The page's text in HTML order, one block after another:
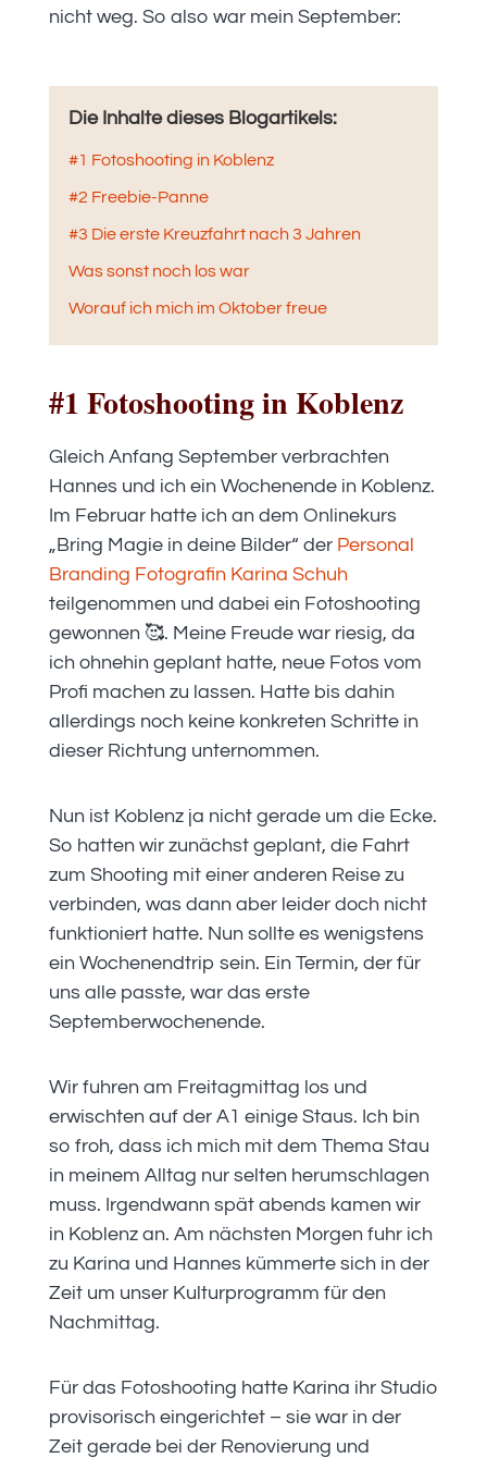
nicht weg. So also war mein September:
Die Inhalte dieses Blogartikels:
#1 Fotoshooting in Koblenz
#2 Freebie-Panne
#3 Die erste Kreuzfahrt nach 3 Jahren
Was sonst noch los war
Worauf ich mich im Oktober freue
#1 Fotoshooting in Koblenz
Gleich Anfang September verbrachten
Hannes und ich ein Wochenende in Koblenz.
Im Februar hatte ich an dem Onlinekurs
„Bring Magie in deine Bilder“ der Personal
Branding Fotografin Karina Schuh
teilgenommen und dabei ein Fotoshooting
gewonnen 🥰. Meine Freude war riesig, da
ich ohnehin geplant hatte, neue Fotos vom
Profi machen zu lassen. Hatte bis dahin
allerdings noch keine konkreten Schritte in
dieser Richtung unternommen.
Nun ist Koblenz ja nicht gerade um die Ecke.
So hatten wir zunächst geplant, die Fahrt
zum Shooting mit einer anderen Reise zu
verbinden, was dann aber leider doch nicht
funktioniert hatte. Nun sollte es wenigstens
ein Wochenendtrip sein. Ein Termin, der für
uns alle passte, war das erste
Septemberwochenende.
Wir fuhren am Freitagmittag los und
erwischten auf der A1 einige Staus. Ich bin
so froh, dass ich mich mit dem Thema Stau
in meinem Alltag nur selten herumschlagen
muss. Irgendwann spät abends kamen wir
in Koblenz an. Am nächsten Morgen fuhr ich
zu Karina und Hannes kümmerte sich in der
Zeit um unser Kulturprogramm für den
Nachmittag.
Für das Fotoshooting hatte Karina ihr Studio
provisorisch eingerichtet – sie war in der
Zeit gerade bei der Renovierung und